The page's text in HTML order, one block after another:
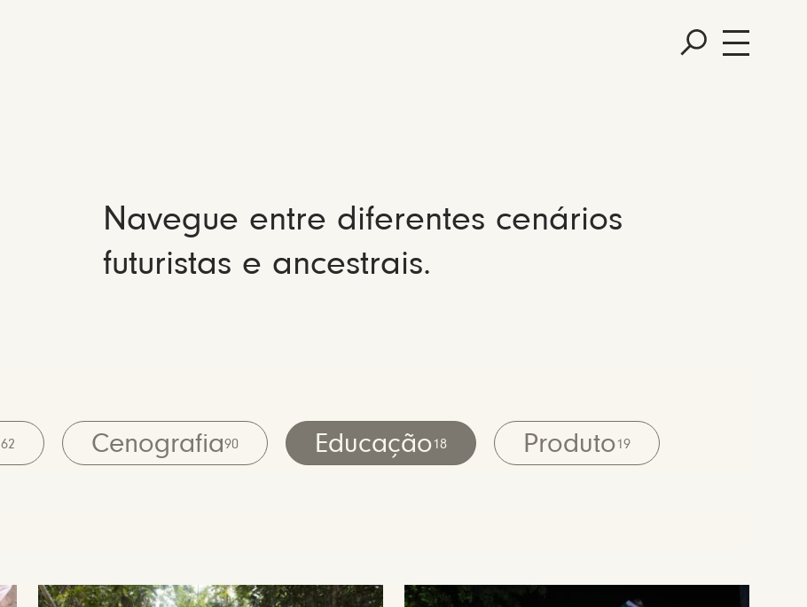
Navegue entre diferentes cenários
futuristas e ancestrais.
62 Cenografia90 Educação18 Produto19